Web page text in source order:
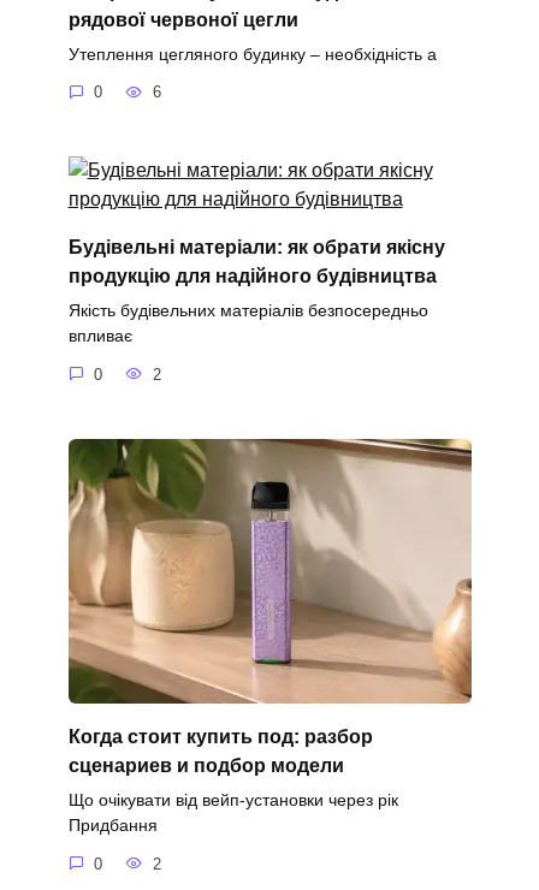
рядової червоної цегли
Утеплення цегляного будинку – необхідність а
0 6
Будівельні матеріали: як обрати якісну
продукцію для надійного будівництва
Якість будівельних матеріалів безпосередньо
впливає
0 2
Когда стоит купить под: разбор
сценариев и подбор модели
Що очікувати від вейп-установки через рік
Придбання
0 2